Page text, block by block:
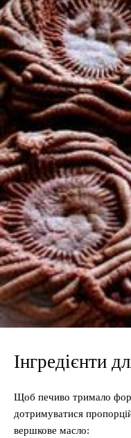
Інгредієнти
Щоб печиво тримало
дотримуватися
вершкове масло: